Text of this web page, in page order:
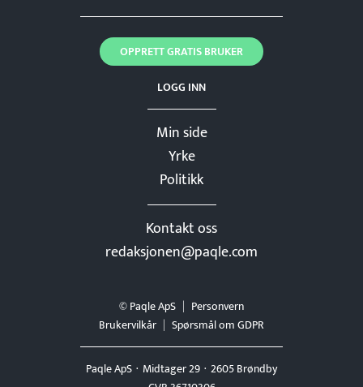
Min side
Yrke
Politikk
Kontakt oss
redaksjonen@paqle.com
LOGG INN
OPPRETT GRATIS BRUKER
Paqle ApS Midtager 29 2605 Brøndby
© Paqle ApS
Personvern
Brukervilkår
Spørsmål om GDPR